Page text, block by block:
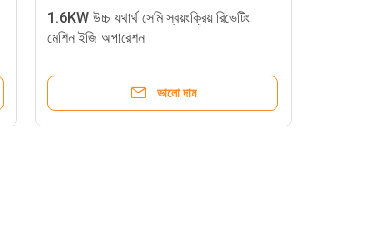
1.6KW উচ্চ যথার্থ সেমি স্বয়ংক্রিয় রিভেটিং
মেশিন ইজি অপারেশন
ভালো দাম